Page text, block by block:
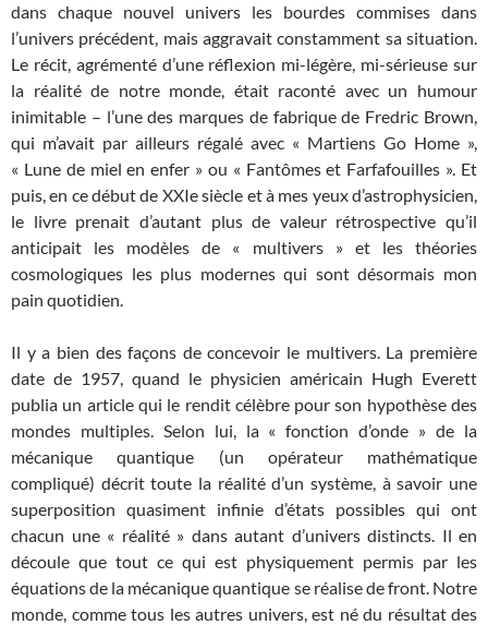
dans chaque nouvel univers les bourdes commises dans
l’univers précédent, mais aggravait constamment sa situation.
Le récit, agrémenté d’une réflexion mi-légère, mi-sérieuse sur
la réalité de notre monde, était raconté avec un humour
inimitable – l’une des marques de fabrique de Fredric Brown,
qui m’avait par ailleurs régalé avec « Martiens Go Home »,
« Lune de miel en enfer » ou « Fantômes et Farfafouilles ». Et
puis, en ce début de XXIe siècle et à mes yeux d’astrophysicien,
le livre prenait d’autant plus de valeur rétrospective qu’il
anticipait les modèles de « multivers » et les théories
cosmologiques les plus modernes qui sont désormais mon
pain quotidien.
Il y a bien des façons de concevoir le multivers. La première
date de 1957, quand le physicien américain Hugh Everett
publia un article qui le rendit célèbre pour son hypothèse des
mondes multiples. Selon lui, la « fonction d’onde » de la
mécanique quantique (un opérateur mathématique
compliqué) décrit toute la réalité d’un système, à savoir une
superposition quasiment infinie d’états possibles qui ont
chacun une « réalité » dans autant d’univers distincts. Il en
découle que tout ce qui est physiquement permis par les
équations de la mécanique quantique se réalise de front. Notre
monde, comme tous les autres univers, est né du résultat des